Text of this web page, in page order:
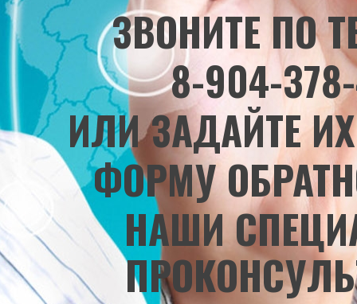
ЗВОНИТЕ ПО
8-904-
ИЛИ ЗАДАЙТЕ
ФОРМУ
НАШИ